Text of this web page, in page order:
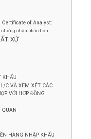
Certificate of Analyst:
chứng nhận phân tích
XỨ
KHẨU
C VÀ XEM XÉT CÁC
VỚI HỢP ĐỒNG
QUAN
HÀNG NHẬP KHẨU